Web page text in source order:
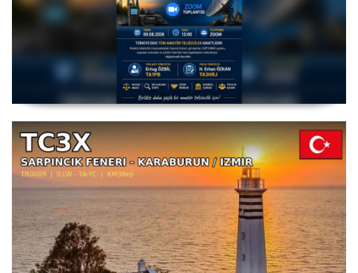
Amatör Telsizcilik Mevzuat Çalışması